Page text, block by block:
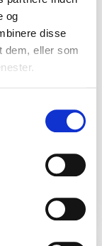
og
disse
dem, eller som